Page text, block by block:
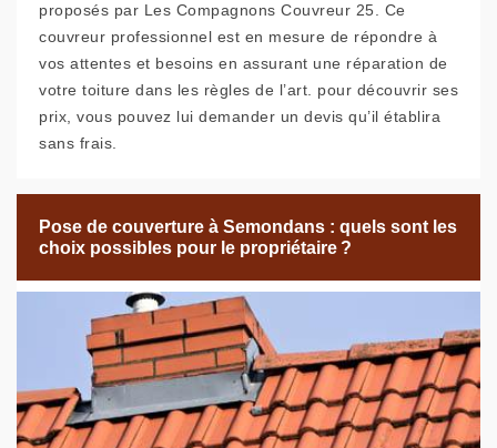
proposés par Les Compagnons Couvreur 25. Ce
couvreur professionnel est en mesure de répondre à
vos attentes et besoins en assurant une réparation de
votre toiture dans les règles de l’art. pour découvrir ses
prix, vous pouvez lui demander un devis qu’il établira
sans frais.
Pose de couverture à Semondans : quels sont les
choix possibles pour le propriétaire ?